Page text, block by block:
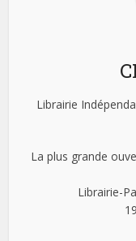
Librairie
La plus grande
Librairie-